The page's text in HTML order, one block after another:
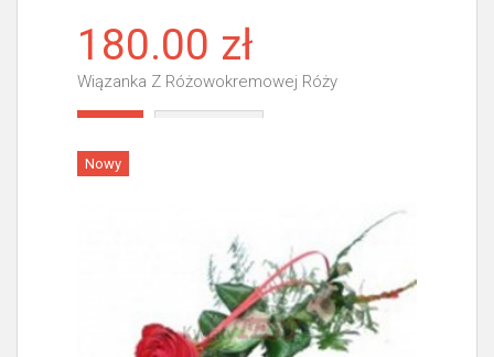
180.00 zł
Wiązanka Z Różowokremowej Róży
Nowy